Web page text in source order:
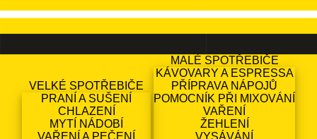
VELKÉ SPOTŘEBIČE
PRANÍ A SUŠENÍ
CHLAZENÍ
MYTÍ NÁDOBÍ
MALÉ SPOTŘEBIČE
KÁVOVARY A ESPRESSA
PŘÍPRAVA NÁPOJŮ
POMOCNÍK PŘI MIXOVÁNÍ
VAŘENÍ
ŽEHLENÍ